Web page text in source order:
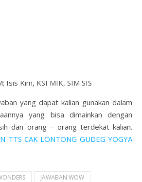
Isis Kim, KSI MIK, SIM SIS
yang dapat kalian gunakan dalam
yang bisa dimainkan dengan
dan orang – orang terdekat kalian.
TTS CAK LONTONG GUDEG YOGYA
JAWABAN WOW